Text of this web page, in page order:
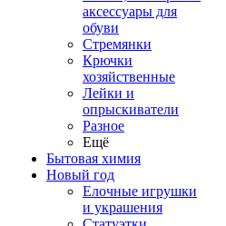
аксессуары для
обуви
Стремянки
Крючки
хозяйственные
Лейки и
опрыскиватели
Разное
Ещё
Бытовая химия
Новый год
Елочные игрушки
и украшения